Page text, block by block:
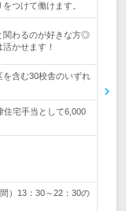
つけて働けます。
関わるのが好きな方◎
かせます！
含む30校舎のいずれ
住宅手当として6,000
）13：30～22：30の